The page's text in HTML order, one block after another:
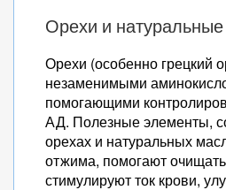
Орехи и
Орехи (особенно грецкий
незаменимыми
помогающими
АД. Полезные элементы,
орехах и натуральных
отжима, помогают
стимулируют ток крови,